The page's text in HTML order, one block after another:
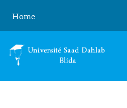
Home